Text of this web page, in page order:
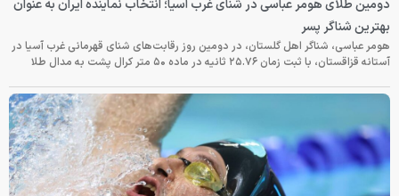
دومین طلای هومر عباسی در شنای غرب آسیا؛ انتخاب نماینده ایران به عنوان
بهترین شناگر پسر
هومر عباسی، شناگر اهل گلستان، در دومین روز رقابت‌های شنای قهرمانی غرب آسیا در
آستانه قزاقستان، با ثبت زمان ۲۵.۷۶ ثانیه در ماده ۵۰ متر کرال پشت به مدال طلا